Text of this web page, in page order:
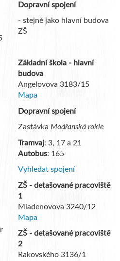
Dopravní spojení
- stejné jako hlavní budova
ZŠ
Základní škola - hlavní
budova
Angelovova 3183/15
Mapa
Dopravní spojení
Zastávka Modřanská rokle
Tramvaj: 3, 17 a 21
Autobus: 165
Vyhledat spojení
ZŠ - detašované pracoviště
1
Mladenovova 3240/12
Mapa
ZŠ - detašované pracoviště
2
Rakovského 3136/1